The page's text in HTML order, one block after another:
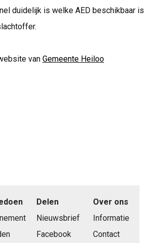
duidelijk is welke AED beschikbaar is
van Gemeente Heiloo
Delen
Nieuwsbrief
Facebook
Over ons
Informatie
Contact